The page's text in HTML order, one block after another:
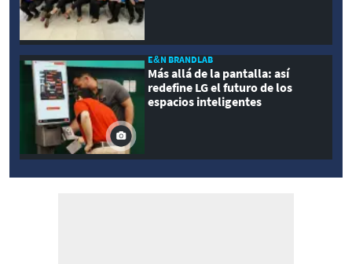
E&N BRANDLAB
Más allá de la pantalla: así
redefine LG el futuro de los
espacios inteligentes